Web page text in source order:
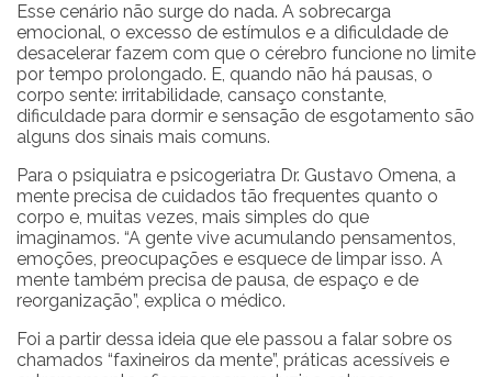
Esse cenário não surge do nada. A sobrecarga
emocional, o excesso de estímulos e a dificuldade de
desacelerar fazem com que o cérebro funcione no limite
por tempo prolongado. E, quando não há pausas, o
corpo sente: irritabilidade, cansaço constante,
dificuldade para dormir e sensação de esgotamento são
alguns dos sinais mais comuns.
Para o psiquiatra e psicogeriatra Dr. Gustavo Omena, a
mente precisa de cuidados tão frequentes quanto o
corpo e, muitas vezes, mais simples do que
imaginamos. “A gente vive acumulando pensamentos,
emoções, preocupações e esquece de limpar isso. A
mente também precisa de pausa, de espaço e de
reorganização”, explica o médico.
Foi a partir dessa ideia que ele passou a falar sobre os
chamados “faxineiros da mente”, práticas acessíveis e